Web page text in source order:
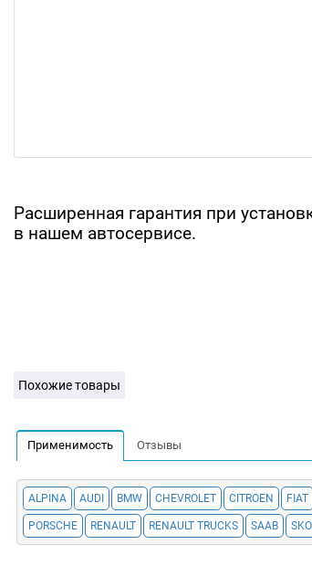
Расширенная гарантия при
в нашем автосервисе.
Похожие товары
Применимость Отзывы
ALPINA AUDI BMW CHEVROLET CITROEN FIAT
PORSCHE RENAULT RENAULT TRUCKS SAAB